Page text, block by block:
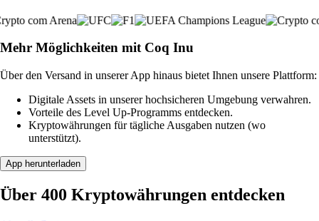
Mehr Möglichkeiten mit Coq Inu
Über den Versand in unserer App hinaus bietet Ihnen unsere Plattform:
Digitale Assets in unserer hochsicheren Umgebung verwahren.
Vorteile des Level Up-Programms entdecken.
Kryptowährungen für tägliche Ausgaben nutzen (wo
unterstützt).
App herunterladen
Über 400 Kryptowährungen entdecken